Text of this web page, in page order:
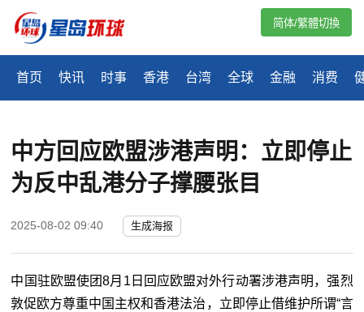
首页 快讯 时事 香港 台湾 全球 金融 消费
简体/繁體切換
中方回应欧盟涉港声明：立即停止
为反中乱港分子撑腰张目
2025-08-02 09:40 生成海报
中国驻欧盟使团8月1日回应欧盟对外行动署涉港声明，强烈
敦促欧方尊重中国主权和香港法治，立即停止借维护所谓“言